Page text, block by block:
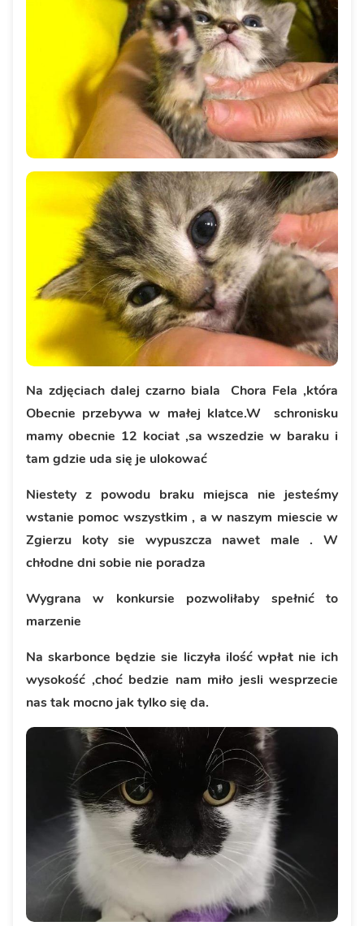
Na zdjęciach dalej czarno biala Chora Fela ,która
Obecnie przebywa w małej klatce.W schronisku
mamy obecnie 12 kociat ,sa wszedzie w baraku i
tam gdzie uda się je ulokować
Niestety z powodu braku miejsca nie jesteśmy
wstanie pomoc wszystkim , a w naszym miescie w
Zgierzu koty sie wypuszcza nawet male . W
chłodne dni sobie nie poradza
Wygrana w konkursie pozwoliłaby spełnić to
marzenie
Na skarbonce będzie sie liczyła ilość wpłat nie ich
wysokość ,choć bedzie nam miło jesli wesprzecie
nas tak mocno jak tylko się da.